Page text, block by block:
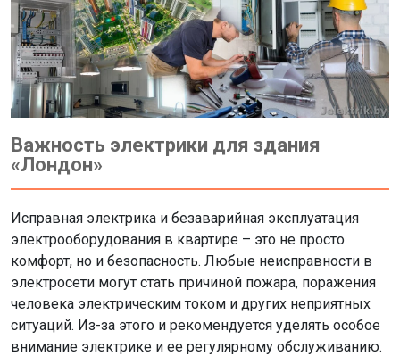
Важность электрики для здания
«Лондон»
Исправная электрика и безаварийная эксплуатация
электрооборудования в квартире – это не просто
комфорт, но и безопасность. Любые неисправности в
электросети могут стать причиной пожара, поражения
человека электрическим током и других неприятных
ситуаций. Из-за этого и рекомендуется уделять особое
внимание электрике и ее регулярному обслуживанию.